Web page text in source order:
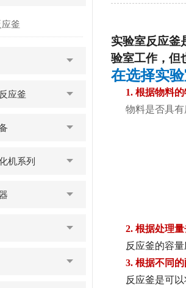
釜
应釜
机系列
实验室反应釜
验室工作，但
在选择实
1. 根据物料
物料是否具
2. 根据处理
反应釜的容
3. 根据不同
反应釜是可